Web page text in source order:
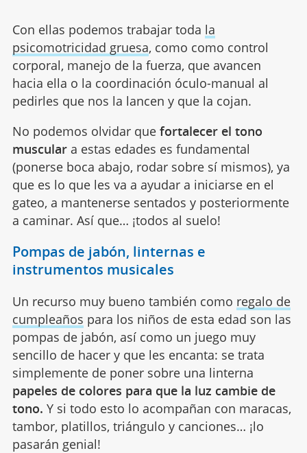
Con ellas podemos trabajar toda la
psicomotricidad gruesa, como como control
corporal, manejo de la fuerza, que avancen
hacia ella o la coordinación óculo-manual al
pedirles que nos la lancen y que la cojan.
No podemos olvidar que fortalecer el tono
musculara estas edades es fundamental
(ponerse boca abajo, rodar sobre sí mismos), ya
que es lo que les va a ayudar a iniciarse en el
gateo, a mantenerse sentados y posteriormente
a caminar. Así que… ¡todos al suelo!
Pompas de jabón, linternas e
instrumentos musicales
Un recurso muy bueno también como regalo de
cumpleaños para los niños de esta edad son las
pompas de jabón, así como un juego muy
sencillo de hacer y que les encanta: se trata
simplemente de poner sobre una linterna
papeles de colores para que la luz cambie de
tono. Y si todo esto lo acompañan con maracas,
tambor, platillos, triángulo y canciones… ¡lo
pasarán genial!